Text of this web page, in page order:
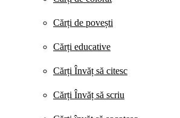
Cărți de povești
Cărți educative
Cărți Învăț să citesc
Cărți Învăț să scriu